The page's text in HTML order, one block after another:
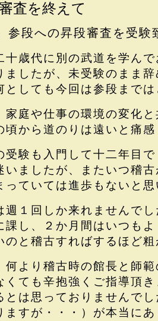
査を終えて
参段への昇段審査を受
十歳代に別の武道を学ん
ましたが、未受験のまま
としても今回は参段まで
家庭や仕事の環境の変化
頃から道のりは遠いと痛
受験も入門して十二年目
いましたが、またいつ稽
っていては進歩もないと
週１ 回しか来れませんで
課し、
２か月間はいつも
のと稽古すればするほど
何より稽古時の館長と師
くても辛抱強くご指導頂
とは思っておりませんで
ますが・・・）が本当に